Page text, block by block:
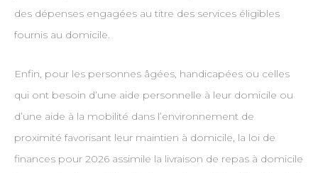
des dépenses engagées au titre des services éligibles
fournis au domicile.
Enfin, pour les personnes âgées, handicapées ou celles
qui ont besoin d’une aide personnelle à leur domicile ou
d’une aide à la mobilité dans l’environnement de
proximité favorisant leur maintien à domicile, la loi de
finances pour 2026 assimile la livraison de repas à domicile